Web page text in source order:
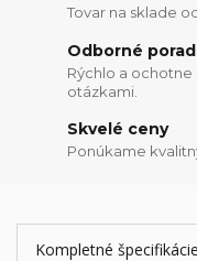
Tovar na sklade
Odborné
Rýchlo a
otázkami.
Skvelé ceny
Ponúkame
Kompletné špecifikácie